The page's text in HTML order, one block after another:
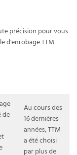
Au cours des
16 dernières
années, TTM
a été choisi
par plus de